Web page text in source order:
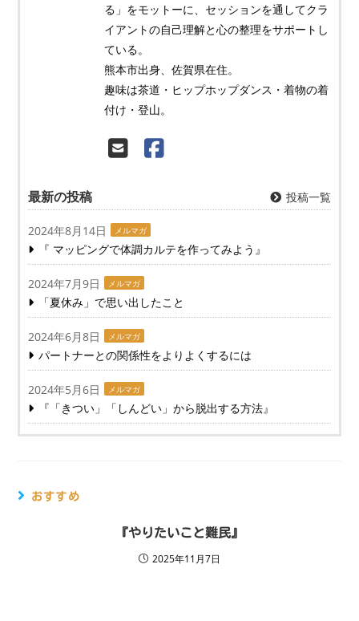
る」をモットーに、セッションを通してクラ
イアントの自己理解と心の整理をサポートし
ている。
熊本市出身、佐賀県在住。
趣味は茶道・ヒップホップダンス・着物の着
付け・登山。
最新の投稿 投稿一覧
2024年8月14日 メルマガ
『 マッピングで体調カルテを作ってみよう』
2024年7月9日 メルマガ
「夏休み」で思い出したこと
2024年6月8日 メルマガ
パートナーとの関係性をよりよくするには
2024年5月6日 メルマガ
『「きつい」「しんどい」から脱出する方法』
おすすめ
『やりたいこと難民』
2025年11月7日